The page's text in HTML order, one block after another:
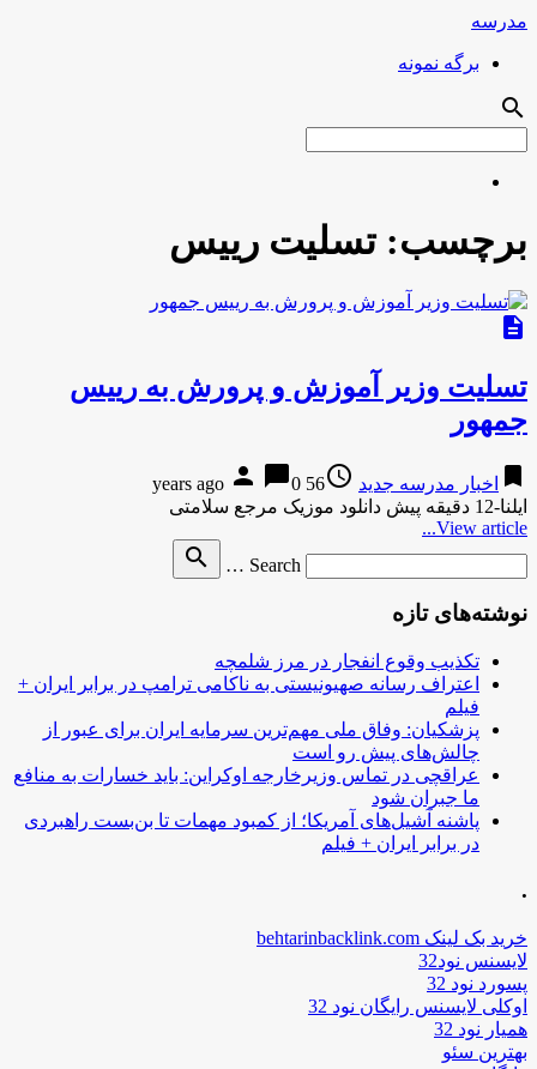
مدرسه
برگه نمونه
search
برچسب:تسلیت رییس
description
تسلیت وزیر آموزش و پرورش به رییس
جمهور
bookmark اخبار مدرسه جدید access_time
56 years ago
person chat_bubble0
ایلنا-12 دقیقه پیش دانلود موزیک مرجع سلامتی
View article...
Search …
search
نوشته‌های تازه
تکذیب وقوع انفجار در مرز شلمچه
اعتراف رسانه صهیونیستی به ناکامی ترامپ در برابر ایران +
فیلم
پزشکیان: وفاق ملی مهم‌ترین سرمایه ایران برای عبور از
چالش‌های پیش رو است
عراقچی در تماس وزیرخارجه اوکراین: باید خسارات به منافع
ما جبران شود
پاشنه آشیل‌های آمریکا؛ از کمبود مهمات تا بن‌بست راهبردی
در برابر ایران + فیلم
.
خرید بک لینک behtarinbacklink.com
لایسنس نود32
پسورد نود 32
اوکلی لایسنس رایگان نود 32
همیار نود 32
بهترین سئو